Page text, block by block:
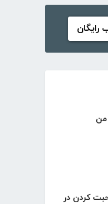
رایگان
من
کردن در